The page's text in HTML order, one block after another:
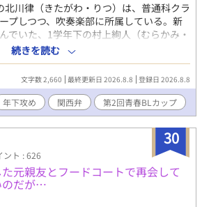
川律（きたがわ・りつ）は、普通科クラ
プしつつ、吹奏楽部に所属している。新
でいた、1学年下の村上絢人（むらかみ・
ってきた。絢人は引っ越し先の熊本から
たが、小学生の頃のひ弱な印象と違い、
長していた。律は絢人を吹奏楽部に勧誘
入部を決めていると答える。 律は双子の
ラスリーダーを務める漣（れん）に対し
があり、絢人が昔と同様、成績優秀な漣
何となく気に入らない。そんな中、熊本
む絢人の兄・智大（ちひろ）の衣装のデ
いると知った律は、智大の試合を見たい
絢人は不機嫌になって……。 高校生にな
互いの兄を巻き込んで（？）、ちょっと
続きを読む
文字数 2,660 最終更新日 2026.8.8 登録日 2026.8.8
年下攻め 関西弁 第2回青春BLカップ
30
ント : 626
元親友とフードコートで再会して
のだが…